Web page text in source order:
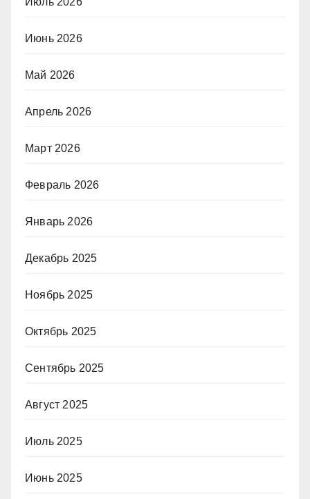
Июнь 2026
Май 2026
Апрель 2026
Март 2026
Февраль 2026
Январь 2026
Декабрь 2025
Ноябрь 2025
Октябрь 2025
Сентябрь 2025
Август 2025
Июль 2025
Июнь 2025